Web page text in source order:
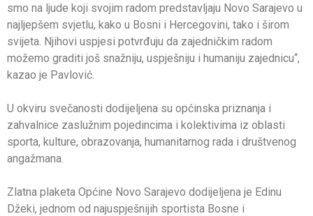
smo na ljude koji svojim radom predstavljaju Novo Sarajevo u
najljepšem svjetlu, kako u Bosni i Hercegovini, tako i širom
svijeta. Njihovi uspjesi potvrđuju da zajedničkim radom
možemo graditi još snažniju, uspješniju i humaniju zajednicu“,
kazao je Pavlović.
U okviru svečanosti dodijeljena su općinska priznanja i
zahvalnice zaslužnim pojedincima i kolektivima iz oblasti
sporta, kulture, obrazovanja, humanitarnog rada i društvenog
angažmana.
Zlatna plaketa Općine Novo Sarajevo dodijeljena je Edinu
Džeki, jednom od najuspješnijih sportista Bosne i